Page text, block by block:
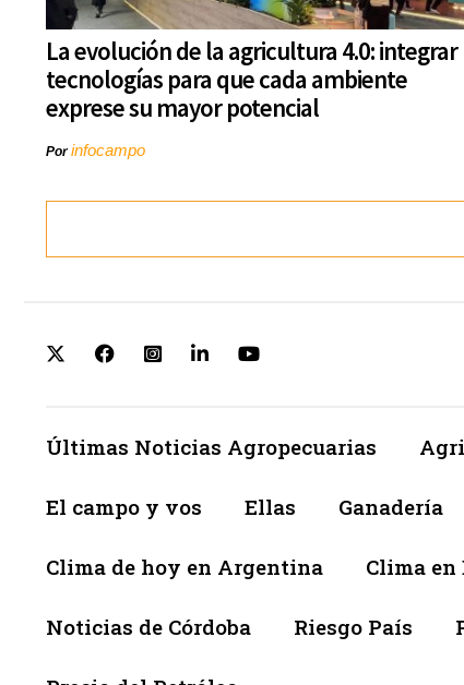
La evolución de la agricultura 4.0: integrar
tecnologías para que cada ambiente
exprese su mayor potencial
Porinfocampo
Últimas Noticias Agropecuarias
El campo y vos Ellas Ganadería
Clima de hoy en Argentina Clima en
Noticias de Córdoba Riesgo País